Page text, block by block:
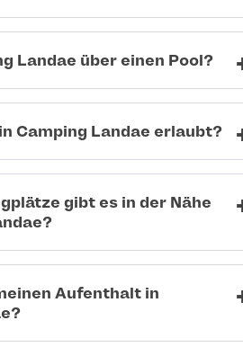
Landae über einen Pool?
Camping Landae erlaubt?
gibt es in der Nähe
Aufenthalt in